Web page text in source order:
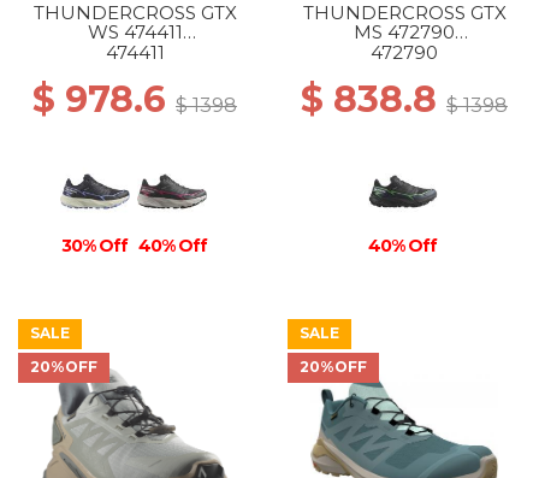
THUNDERCROSS GTX
WS 474411
BLACK/NIGHTSHADE/HY
474411
$ 978.6 $ 1398
30% Off 40% Off
THUNDERCROSS GTX
MS 472790
BLACK/GREEN
472790
$ 838.8 $ 1398
40% Off
SALE
20%OFF
SALE
20%OFF